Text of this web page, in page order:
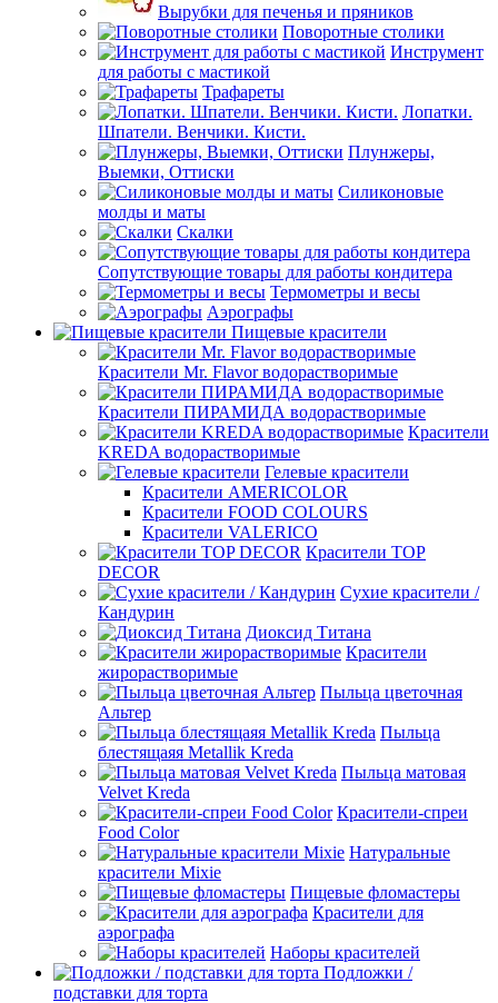
Вырубки для печенья и пряников
Поворотные столики
Инструмент
для работы с мастикой
Трафареты
Лопатки.
Шпатели. Венчики. Кисти.
Плунжеры,
Выемки, Оттиски
Силиконовые
молды и маты
Скалки
Сопутствующие товары для работы кондитера
Термометры и весы
Аэрографы
Пищевые красители
Красители Mr. Flavor водорастворимые
Красители ПИРАМИДА водорастворимые
Красители
KREDA водорастворимые
Гелевые красители
Красители AMERICOLOR
Красители FOOD COLOURS
Красители VALERICO
Красители TOP
DECOR
Сухие красители /
Кандурин
Диоксид Титана
Красители
жирорастворимые
Пыльца цветочная
Альтер
Пыльца
блестящаяя Metallik Kreda
Пыльца матовая
Velvet Kreda
Красители-спреи
Food Color
Натуральные
красители Mixie
Пищевые фломастеры
Красители для
аэрографа
Наборы красителей
Подложки /
подставки для торта